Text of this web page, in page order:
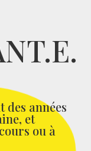
des années
et
ou à